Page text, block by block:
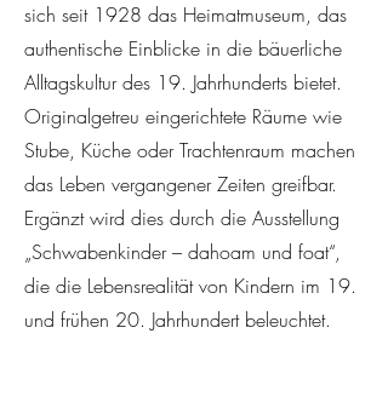
sich seit 1928 das Heimatmuseum, das
authentische Einblicke in die bäuerliche
Alltagskultur des 19. Jahrhunderts bietet.
Originalgetreu eingerichtete Räume wie
Stube, Küche oder Trachtenraum machen
das Leben vergangener Zeiten greifbar.
Ergänzt wird dies durch die Ausstellung
„Schwabenkinder – dahoam und foat“,
die die Lebensrealität von Kindern im 19.
und frühen 20. Jahrhundert beleuchtet.